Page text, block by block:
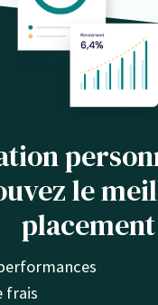
le
placement
frais